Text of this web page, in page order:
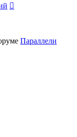
Параллели